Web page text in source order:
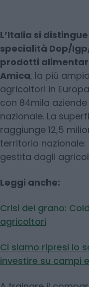
L’Italia si
specialità Dop/
prodotti
Amica, la più
agricoltori in
con 84mila
nazionale. La
raggiunge 12,5
territorio nazionale:
gestita dagli
Leggi anche:
Crisi del grano:
agricoltori
Ci siamo ripresi lo
investire su campi